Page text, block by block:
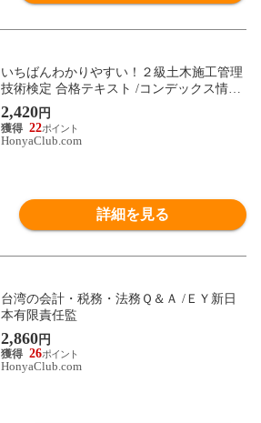
いちばんわかりやすい！２級土木施工管理
技術検定 合格テキスト /コンデックス情報
研究
2,420円
22
HonyaClub.com
詳細を見る
台湾の会計・税務・法務Ｑ＆Ａ /ＥＹ新日
本有限責任監
2,860円
26
HonyaClub.com